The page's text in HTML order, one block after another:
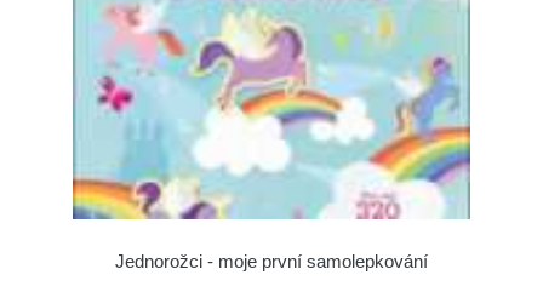
Jednorožci - moje první samolepkování